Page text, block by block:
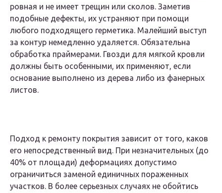
ровная и не имеет трещин или сколов. Заметив
подобные дефекты, их устраняют при помощи
любого подходящего герметика. Малейший выступ
за контур немедленно удаляется. Обязательна
обработка праймерами. Гвозди для мягкой кровли
должны быть особенными, их применяют, если
основание выполнено из дерева либо из фанерных
листов.
Подход к ремонту покрытия зависит от того, каков
его непосредственный вид. При незначительных (до
40% от площади) деформациях допустимо
ограничиться заменой единичных пораженных
участков. В более серьезных случаях не обойтись